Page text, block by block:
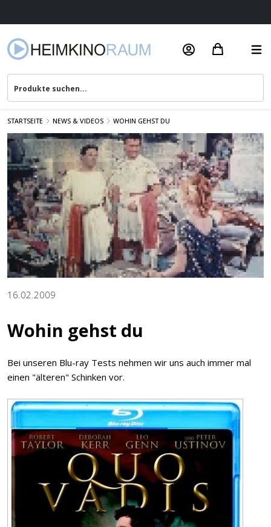
STARTSEITE NEWS & VIDEOS WOHIN GEHST DU
16.02.2009
Wohin gehst du
Bei unseren Blu-ray Tests nehmen wir uns auch immer mal
einen "älteren" Schinken vor.